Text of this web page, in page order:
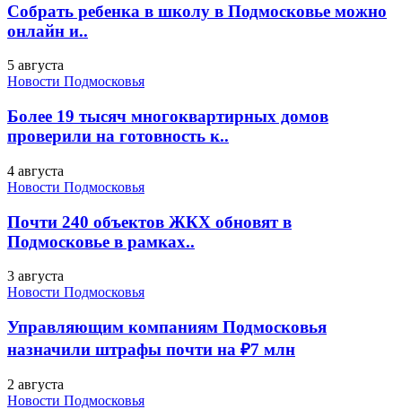
Собрать ребенка в школу в Подмосковье можно
онлайн и..
5 августа
Новости Подмосковья
Более 19 тысяч многоквартирных домов
проверили на готовность к..
4 августа
Новости Подмосковья
Почти 240 объектов ЖКХ обновят в
Подмосковье в рамках..
3 августа
Новости Подмосковья
Управляющим компаниям Подмосковья
назначили штрафы почти на ₽7 млн
2 августа
Новости Подмосковья